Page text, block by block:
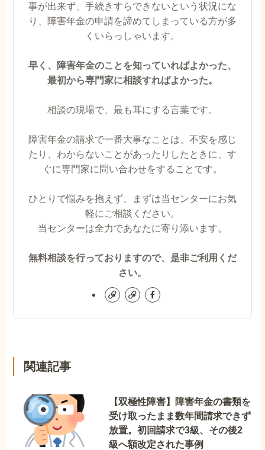
事が出来ず、手続きすらできないという状況にな
り、障害年金の申請を諦めてしまっている方が多
くいらっしゃいます。
早く、障害年金のことを知っていればよかった、
最初から専門家に相談すればよかった。
相談の現場で、最も耳にする言葉です。
障害年金の請求で一番大事なことは、不安を感じ
たり、わからないことがあったりしたときに、す
ぐに専門家に問い合わせをすることです。
ひとりで悩みを抱えず、まずは当センターにお気
軽にご相談ください。
当センターは全力であなたに寄り添います。
無料相談を行っておりますので、是非ご利用くだ
さい。
関連記事
【双極性障害】障害年金の書類を
受け取ったまま数年間請求できず
放置。初回請求で3級、その後2
級へ額改定された事例